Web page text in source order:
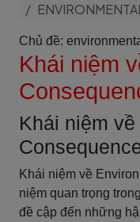
Chủ đề:
Khái niệm
Khái niệm
Khái niệm về
niệm quan trọng
đề cập đến những